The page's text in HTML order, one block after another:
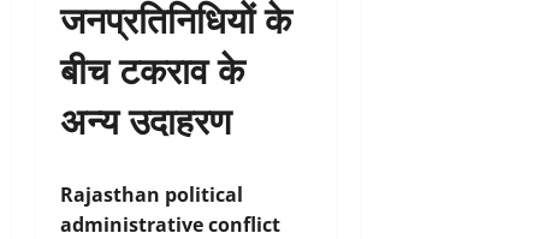
जनप्रतिनिधियों के
बीच टकराव के
अन्य उदाहरण
Rajasthan political
administrative conflict